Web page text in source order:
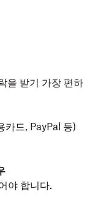
을 받기 가장 편하
카드, PayPal 등)
야 합니다.